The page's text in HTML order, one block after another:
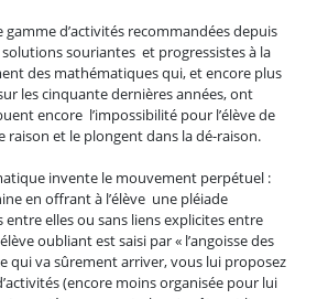
gamme d’activités recommandées depuis
souriantes et progressistes à la
des mathématiques qui, et encore plus
les cinquante dernières années, ont
encore l’impossibilité pour l’élève de
raison et le plongent dans la dé-raison.
invente le mouvement perpétuel :
en offrant à l’élève une pléiade
entre elles ou sans liens explicites entre
oubliant est saisi par « l’angoisse des
qui va sûrement arriver, vous lui proposez
(encore moins organisée pour lui